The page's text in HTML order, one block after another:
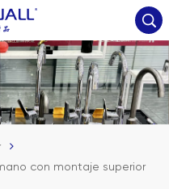
con montaje superior